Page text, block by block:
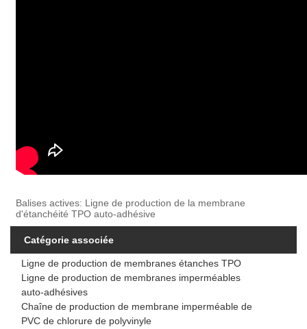
Balises actives: Ligne de production de la membrane
d'étanchéité TPO auto-adhésive
Catégorie associée
Ligne de production de membranes étanches TPO
Ligne de production de membranes imperméables
auto-adhésives
Chaîne de production de membrane imperméable de
PVC de chlorure de polyvinyle